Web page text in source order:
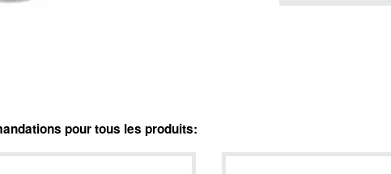
pour tous les produits: